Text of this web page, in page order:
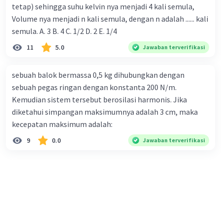
tetap) sehingga suhu kelvin nya menjadi 4 kali semula,
Volume nya menjadi n kali semula, dengan n adalah ...... kali
semula. A. 3 B. 4 C. 1/2 D. 2 E. 1/4
11 5.0 Jawaban terverifikasi
sebuah balok bermassa 0,5 kg dihubungkan dengan
sebuah pegas ringan dengan konstanta 200 N/m.
Kemudian sistem tersebut berosilasi harmonis. Jika
diketahui simpangan maksimumnya adalah 3 cm, maka
kecepatan maksimum adalah:
9 0.0 Jawaban terverifikasi